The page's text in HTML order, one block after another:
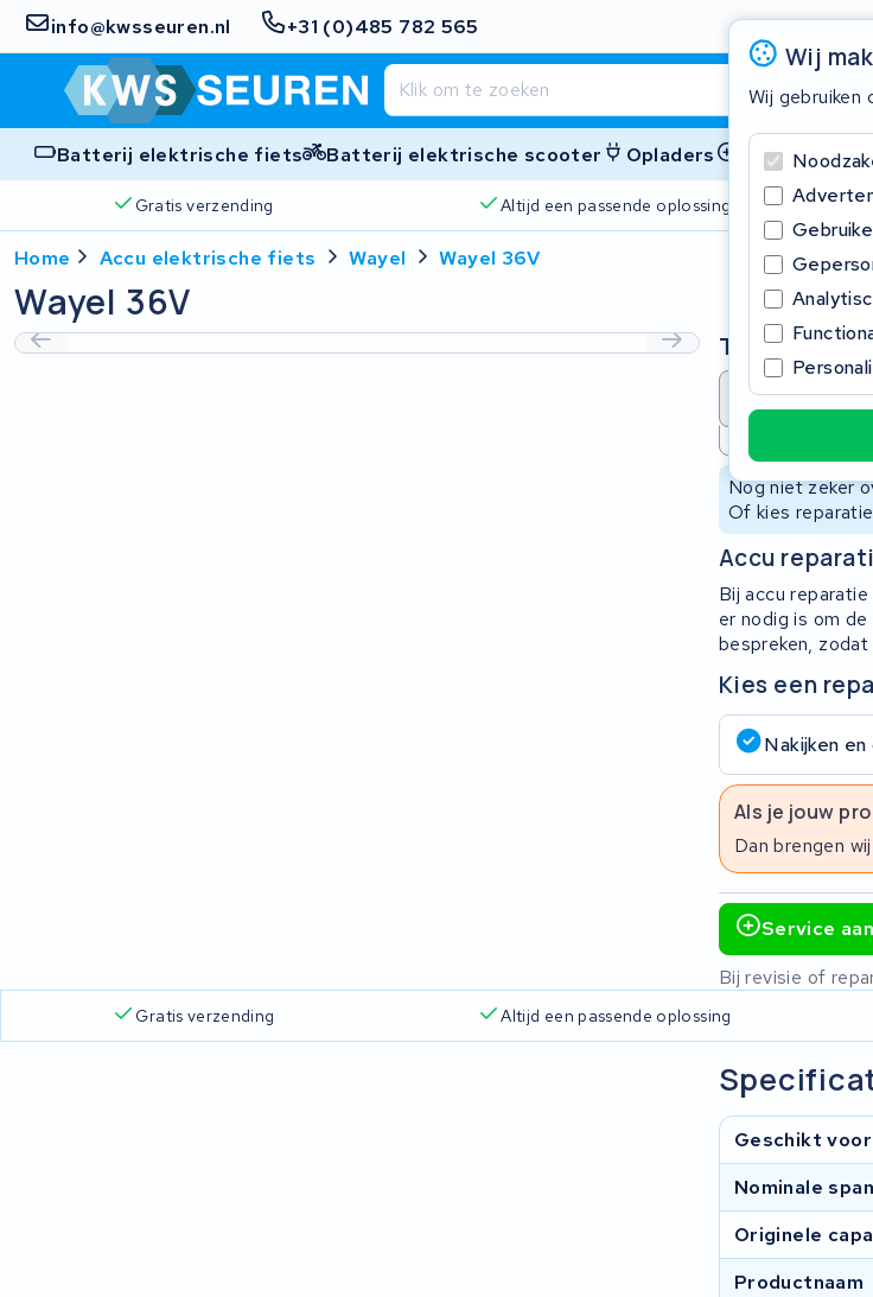
info@kwsseuren.nl +31 (0)485 782 565 Beoordeling
Batterij elektrische fiets Batterij elektrische scooter Opladers Accessoires
Gratis verzending Altijd een passende oplossing
Wij
Wij
Home Accu elektrische fiets Wayel Wayel 36V
Wayel 36V
Type
Accu
Nog niet zeker
Of kies
Accu
Bij accu
er nodig is om
bespreken,
Kies een
Nakijken
Als je jouw
Dan brengen
Service
Bij revisie of
Gratis verzending Altijd een passende oplossing
Geschikt voor
Nominale
Originele
Productnaam
Begin te typen in de